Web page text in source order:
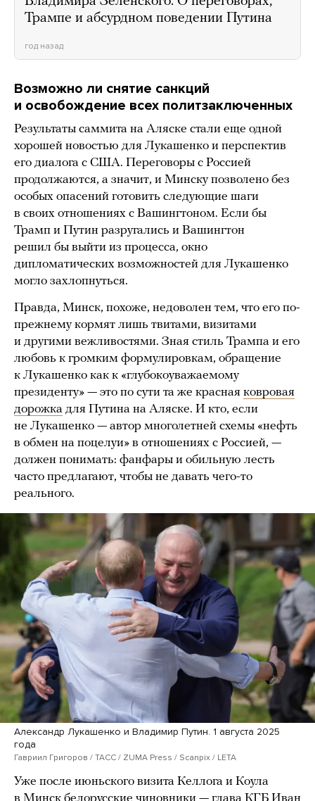
Трампе и абсурдном поведении Путина
год назад
Возможно ли снятие санкций
и освобождение всех политзаключенных
Результаты саммита на Аляске стали еще одной
хорошей новостью для Лукашенко и перспектив
его диалога с США. Переговоры с Россией
продолжаются, а значит, и Минску позволено без
особых опасений готовить следующие шаги
в своих отношениях с Вашингтоном. Если бы
Трамп и Путин разругались и Вашингтон
решил бы выйти из процесса, окно
дипломатических возможностей для Лукашенко
могло захлопнуться.
Правда, Минск, похоже, недоволен тем, что его по-
прежнему кормят лишь твитами, визитами
и другими вежливостями. Зная стиль Трампа и его
любовь к громким формулировкам, обращение
к Лукашенко как к «глубокоуважаемому
президенту» — это по сути та же красная ковровая
дорожка для Путина на Аляске. И кто, если
не Лукашенко — автор многолетней схемы «нефть
в обмен на поцелуи» в отношениях с Россией, —
должен понимать: фанфары и обильную лесть
часто предлагают, чтобы не давать чего-то
реального.
Александр Лукашенко и Владимир Путин. 1 августа 2025
года
Гавриил Григоров / ТАСС / ZUMA Press / Scanpix / LETA
Уже после июньского визита Келлога и Коула